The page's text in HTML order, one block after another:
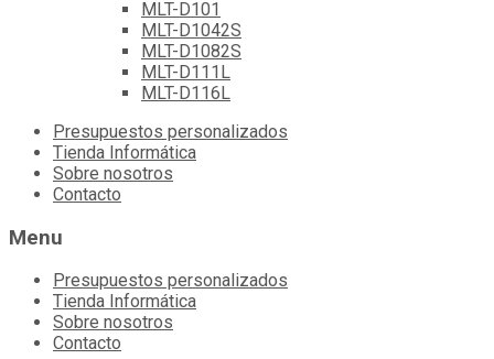
MLT-D101
MLT-D1042S
MLT-D1082S
MLT-D111L
MLT-D116L
Skip
content
Presupuestos personalizados
Tienda Informática
Sobre nosotros
Contacto
Menu
Presupuestos personalizados
Tienda Informática
Sobre nosotros
Contacto